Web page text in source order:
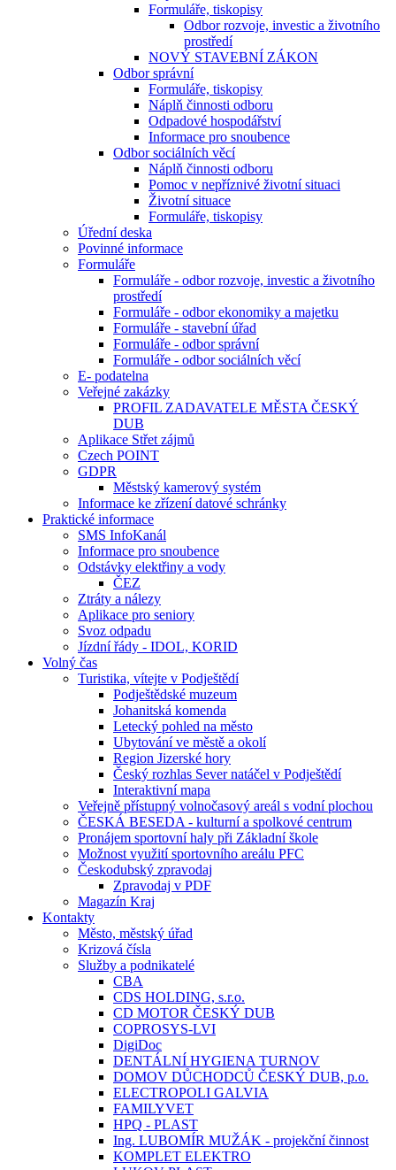
Formuláře, tiskopisy
Odbor rozvoje, investic a životního
prostředí
NOVÝ STAVEBNÍ ZÁKON
Odbor správní
Formuláře, tiskopisy
Náplň činnosti odboru
Odpadové hospodářství
Informace pro snoubence
Odbor sociálních věcí
Náplň činnosti odboru
Pomoc v nepříznivé životní situaci
Životní situace
Formuláře, tiskopisy
Úřední deska
Povinné informace
Formuláře
Formuláře - odbor rozvoje, investic a životního
prostředí
Formuláře - odbor ekonomiky a majetku
Formuláře - stavební úřad
Formuláře - odbor správní
Formuláře - odbor sociálních věcí
E- podatelna
Veřejné zakázky
PROFIL ZADAVATELE MĚSTA ČESKÝ
DUB
Aplikace Střet zájmů
Czech POINT
GDPR
Městský kamerový systém
Informace ke zřízení datové schránky
Praktické informace
SMS InfoKanál
Informace pro snoubence
Odstávky elektřiny a vody
ČEZ
Ztráty a nálezy
Aplikace pro seniory
Svoz odpadu
Jízdní řády - IDOL, KORID
Volný čas
Turistika, vítejte v Podještědí
Podještědské muzeum
Johanitská komenda
Letecký pohled na město
Ubytování ve městě a okolí
Region Jizerské hory
Český rozhlas Sever natáčel v Podještědí
Interaktivní mapa
Veřejně přístupný volnočasový areál s vodní plochou
ČESKÁ BESEDA - kulturní a spolkové centrum
Pronájem sportovní haly při Základní škole
Možnost využití sportovního areálu PFC
Českodubský zpravodaj
Zpravodaj v PDF
Magazín Kraj
Kontakty
Město, městský úřad
Krizová čísla
Služby a podnikatelé
CBA
CDS HOLDING, s.r.o.
CD MOTOR ČESKÝ DUB
COPROSYS-LVI
DigiDoc
DENTÁLNÍ HYGIENA TURNOV
DOMOV DŮCHODCŮ ČESKÝ DUB, p.o.
ELECTROPOLI GALVIA
FAMILYVET
HPQ - PLAST
Ing. LUBOMÍR MUŽÁK - projekční činnost
KOMPLET ELEKTRO